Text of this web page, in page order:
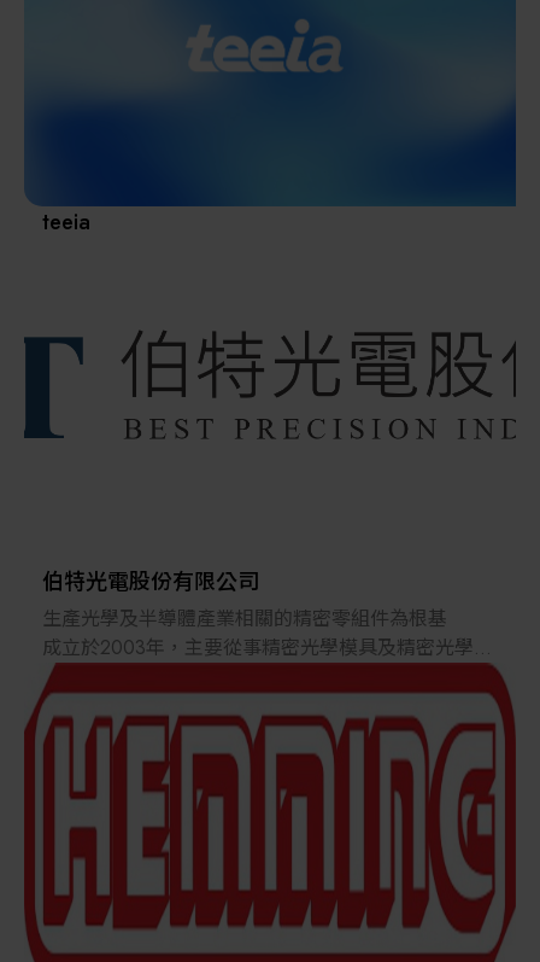
teeia
伯特光電股份有限公司
生產光學及半導體產業相關的精密零組件為根基
成立於2003年，主要從事精密光學模具及精密光學零
組件之設計、製造與銷售。伯特光電以生產光學產業
相關的精密零組件為根基，不斷擴展、跨足多元領域
之精密模具及金屬件之製作，終端應用產品為智慧型
手機鏡頭、VR/AR/MR鏡頭、車載鏡頭、智慧型家
電、生技醫療等產業。持續保有技術者的堅持、依循
「工匠精神」鑄就品質、挑戰高精度以滿足客戶需